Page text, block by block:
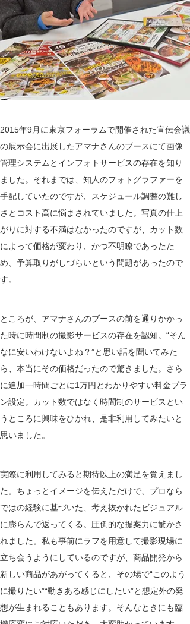
2015年9月に東京フォーラムで開催された宣伝会議
の展示会に出展したアマナさんのブースにて画像
管理システムとインフォトサービスの存在を知り
ました。それまでは、知人のフォトグラファーを
手配していたのですが、スケジュール調整の難し
さとコスト高に悩まされていました。写真の仕上
がりに対する不満はなかったのですが、カット数
によって価格が変わり、かつ不明瞭であったた
め、予算取りがしづらいという問題があったので
す。
ところが、アマナさんのブースの前を通りかかっ
た時に時間制の撮影サービスの存在を認知。“そん
なに安いわけないよね？”と思い話を聞いてみた
ら、本当にその価格だったので驚きました。さら
に追加一時間ごとに1万円とわかりやすい料金プラ
ン設定。カット数ではなく時間制のサービスとい
うところに興味をひかれ、是非利用してみたいと
思いました。
実際に利用してみると期待以上の満足を覚えまし
た。ちょっとイメージを伝えただけで、プロなら
ではの経験に基づいた、考え抜かれたビジュアル
に膨らんで返ってくる。圧倒的な提案力に驚かさ
れました。私も事前にラフを用意して撮影現場に
立ち会うようにしているのですが、商品開発から
新しい商品があがってくると、その場で“このよう
に撮りたい”“動きある感じにしたい”と想定外の発
想が生まれることもあります。そんなときにも臨